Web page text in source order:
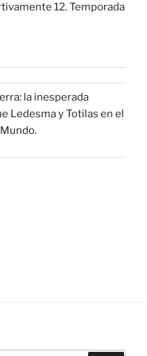
12. Temporada
la inesperada
Ledesma y Totilas en el